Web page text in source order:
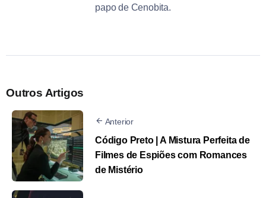
papo de Cenobita.
Outros Artigos
Anterior
Código Preto | A Mistura Perfeita de
Filmes de Espiões com Romances
de Mistério